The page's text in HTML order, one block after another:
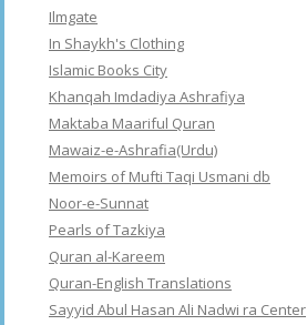
Ilmgate
In Shaykh's Clothing
Islamic Books City
Khanqah Imdadiya Ashrafiya
Maktaba Maariful Quran
Mawaiz-e-Ashrafia(Urdu)
Memoirs of Mufti Taqi Usmani db
Noor-e-Sunnat
Pearls of Tazkiya
Quran al-Kareem
Quran-English Translations
Sayyid Abul Hasan Ali Nadwi ra Center